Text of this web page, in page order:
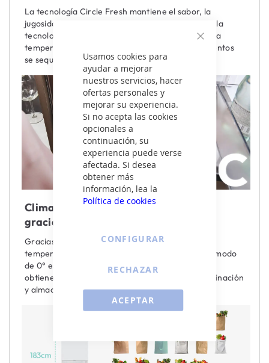
Cerrar
Usamos cookies para
ayudar a mejorar
nuestros servicios, hacer
ofertas personales y
mejorar su experiencia.
Si no acepta las cookies
opcionales a
continuación, su
experiencia puede verse
afectada. Si desea
obtener más
información, lea la
Política de cookies
ACEPTAR
CONFIGURAR
RECHAZAR
La tecnología Circle Fresh mantiene el sabor, la
jugosidad y la textura de los alimentos. Gracias a la
tecnología de flujo de aire lateral, se garantizan la
temperatura y la frescura, evitando que los alimentos
se sequen.
Clima ideal para alimentos delicados
gracias a la zona Fresh 0°C
Gracias a la Zona Fresh 0°C, puedes ajustar la
temperatura del cajón según tus necesidades: el modo
de 0° es ideal para pescado y carne; al apagarlo,
obtienes espacio adicional para prevenir contaminación
y almacenar más alimentos.